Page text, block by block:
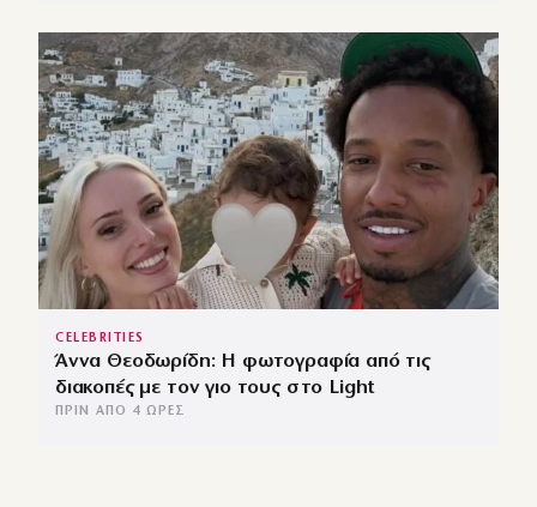
CELEBRITIES
Άννα Θεοδωρίδη: Η φωτογραφία από τις
διακοπές με τον γιο τους στο Light
ΠΡΙΝ ΑΠΌ 4 ΏΡΕΣ